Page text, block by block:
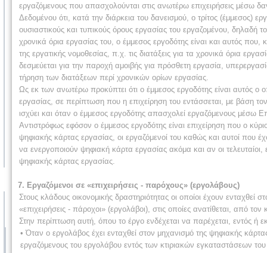
εργαζόμενους που απασχολούνται στις ανωτέρω επιχειρήσεις μέσω
Δεδομένου ότι, κατά την διάρκεια του δανεισμού, ο τρίτος (έμμεσος)
ουσιαστικούς και τυπικούς όρους εργασίας του εργαζομένου, δηλαδή
χρονικά όρια εργασίας του, ο έμμεσος εργοδότης είναι και αυτός
της εργατικής νομοθεσίας, π.χ. τις διατάξεις για τα χρονικά όρια
δεσμεύεται για την παροχή αμοιβής για πρόσθετη εργασία,
τήρηση των διατάξεων περί χρονικών ορίων εργασίας.
Ως εκ των ανωτέρω προκύπτει ότι ο έμμεσος εργοδότης είναι αυτός
εργασίας, σε περίπτωση που η επιχείρηση του εντάσσεται, με βάση
ισχύει και όταν ο έμμεσος εργοδότης απασχολεί εργαζόμενους
Αντιστρόφως εφόσον ο έμμεσος εργοδότης είναι επιχείρηση που ο
ψηφιακής κάρτας εργασίας, οι εργαζόμενοί του καθώς και αυτοί
να ενεργοποιούν ψηφιακή κάρτα εργασίας ακόμα και αν οι τελευταίοι,
ψηφιακής κάρτας εργασίας.
7. Εργαζόμενοι σε «επιχειρήσεις - παρόχους» (εργολάβους)
Στους κλάδους οικονομικής δραστηριότητας οι οποίοι έχουν
«επιχειρήσεις - πάροχοι» (εργολάβοι), στις οποίες ανατίθεται, από
Στην περίπτωση αυτή, όπου το έργο ενδέχεται να παρέχεται, εντός ή
• Όταν ο εργολάβος έχει ενταχθεί στον μηχανισμό της ψηφιακής
εργαζόμενους του εργολάβου εντός των κτιριακών εγκαταστάσεων